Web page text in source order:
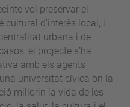
vol preservar el
d’interès local, i
urbana i de
el projecte s’ha
amb els agents
universitat cívica on la
millorin la vida de les